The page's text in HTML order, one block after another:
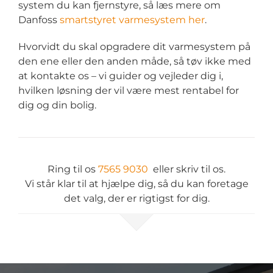
system du kan fjernstyre, så læs mere om
Danfoss smartstyret varmesystem her.
Hvorvidt du skal opgradere dit varmesystem på
den ene eller den anden måde, så tøv ikke med
at kontakte os – vi guider og vejleder dig i,
hvilken løsning der vil være mest rentabel for
dig og din bolig.
Ring til os 7565 9030 eller skriv til os.
Vi står klar til at hjælpe dig, så du kan foretage
det valg, der er rigtigst for dig.